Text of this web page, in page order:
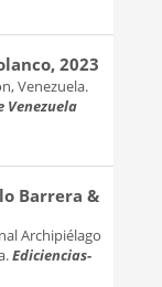
2023
Venezuela.
Venezuela
Barrera &
Archipiélago
Ediciencias-